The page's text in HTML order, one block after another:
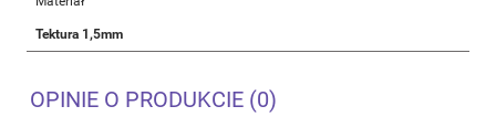
Tektura 1,5mm
OPINIE O PRODUKCIE (0)